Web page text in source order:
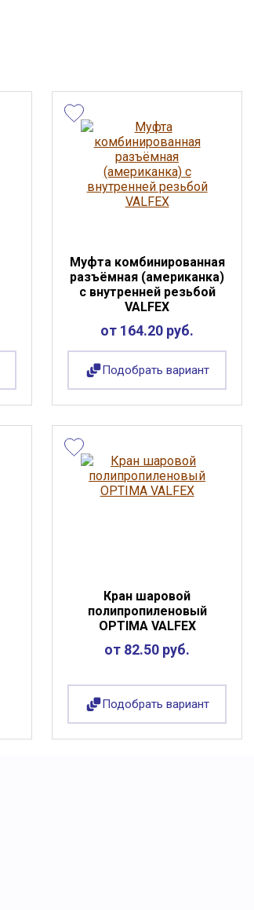
Муфта комбинированная
разъёмная (американка)
с внутренней резьбой
VALFEX
от 164.20 руб.
Подобрать вариант
Кран шаровой
полипропиленовый
OPTIMA VALFEX
от 82.50 руб.
Подобрать вариант